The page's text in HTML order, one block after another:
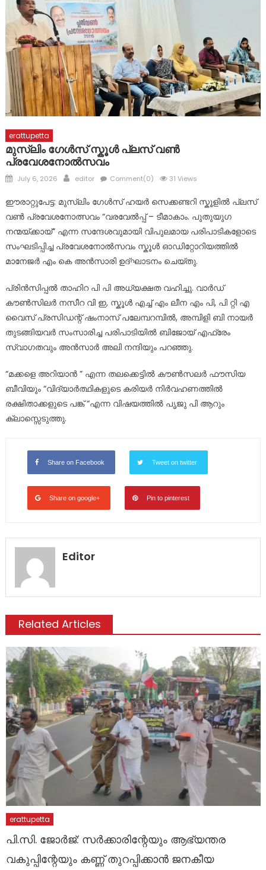
സ്വാതന്ത്ര്യ ദിനാഘോഷം; യോഗം ചേർന്നു
ആവർത്തിക്കുന്ന പ്രളയദുരന്തങ്ങൾ സർക്കാരിന്റെ
അനാസ്ഥയുടെ ഫലം; നദികളിലെ മണൽ നീക്കി അപകട
മേഖലകളിലെ ജനങ്ങളെ പുനരധിവസിപ്പിക്കണം : ബിജെപി
erattupetta
മുസ്ലിം ഗേൾസ് സ്കൂൾ പ്ലസ് വൺ
പ്രവേശനോൽസവം
Posted
July 6, 2026 Author
editor Comment(0) 31 Views
ഈരാറ്റുപേട്ട: മുസ്ലിം ഗേൾസ് ഹയർ സെക്കണ്ടറി സ്കൂളിൽ പ്ലസ്
വൺ പ്രവേശനോത്സവം “വരവേൽപ്പ് – ടീമാകാം. പുതുയുഗ
നന്മയ്ക്കായ്” എന്ന സന്ദേശവുമായി വിപുലമായ പരിപാടികളോടെ
സംഘടിപ്പിച്ച പ്രവേശനോൽസവം സ്കൂൾ ഓഡിറ്റോറിയത്തിൽ
മാനേജർ എം കെ അൻസാരി ഉദ്ഘാടനം ചെയ്തു.
പ്രിൻസിപ്പൽ താഹിറ പി പി അധ്യക്ഷത വഹിച്ചു. വാർഡ്
കൗൺസിലർ നസീറ വി ഇ, സ്കൂൾ എച്ച് എം ലീന എം പി, പി റ്റി എ
വൈസ് പ്രസിഡന്റ്‌ ഷംനാസ് പലേമ്പറമ്പിൽ, അമ്പിളി ബി നായർ
തുടങ്ങിയവർ സംസാരിച്ച പരിപാടിയിൽ ബിജോയ്‌ എഫ്രേം
സ്വാഗതവും അൻസാർ അലി നന്ദിയും പറഞ്ഞു.
“മക്കളെ അറിയാൻ ” എന്ന തലക്കെട്ടിൽ കൗൺസലർ ഫൗസിയ
ബീവിയും “വിദ്യാർത്ഥികളുടെ കരിയർ നിർവഹണത്തിൽ
രക്ഷിതാക്കളുടെ പങ്ക് “എന്ന വിഷയത്തിൽ പൃജു പി ആറും
ക്ലാസ്സെടുത്തു.
Share on Facebook Tweet on twitter
Share on google+ Pin to pinterest
Editor
Related Articles
erattupetta
പി.സി. ജോർജ്: സർക്കാരിന്റേയും ആഭ്യന്തര
വകുപ്പിന്റേയും കണ്ണ് തുറപ്പിക്കാൻ ജനകീയ